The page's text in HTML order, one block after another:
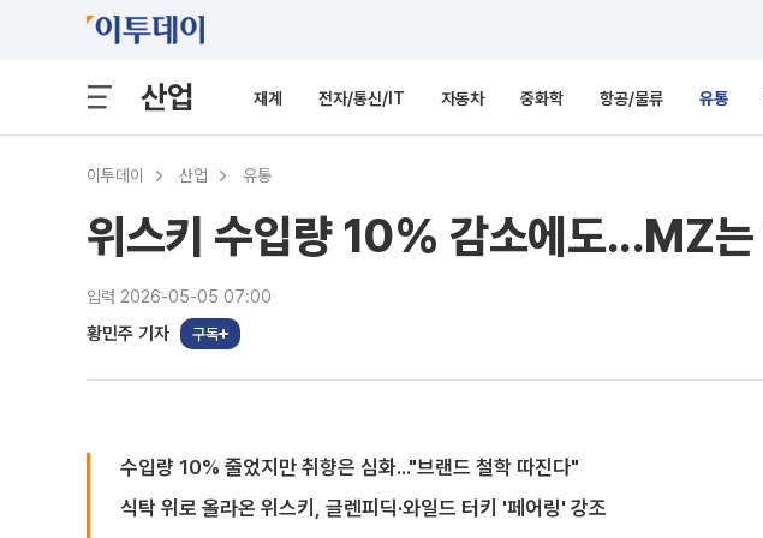
산업 재계 전자/통신/IT 자동차 중화학 항공/물류 유통
이투데이 산업 유통
위스키 수입량 10% 감소에도...MZ는
입력 2026-05-05 07:00
황민주 기자 구독
수입량 10% 줄었지만 취향은 심화..."브랜드 철학 따진다"
식탁 위로 올라온 위스키, 글렌피딕·와일드 터키 '페어링' 강조